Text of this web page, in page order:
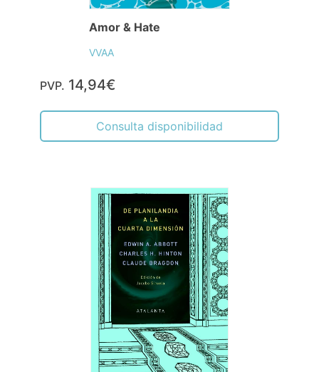
Amor & Hate
VVAA
PVP. 14,94€
Consulta disponibilidad